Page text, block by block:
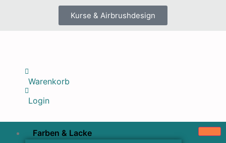
Kurse & Airbrushdesign
Warenkorb
Login
Farben & Lacke